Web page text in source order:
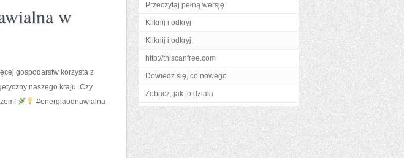
w
gospodarstw korzysta z
naszego kraju. Czy
#energiaodnawialna
Przeczytaj pełną wersję
Kliknij i odkryj
Kliknij i odkryj
http://thiscanfree.com
Dowiedz się, co nowego
Zobacz, jak to działa